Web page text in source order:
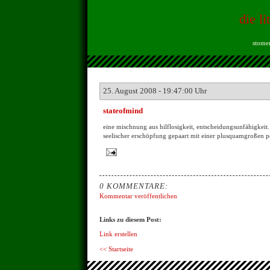
die
25. August 2008 - 19:47:00 Uhr
stateofmind
eine mischnung aus hilflosigkeit,
seelischer erschöpfung gepaart mit einer plusquamgroßen
0 KOMMENTARE:
Kommentar veröffentlichen
Links zu diesem Post:
Link erstellen
<< Startseite